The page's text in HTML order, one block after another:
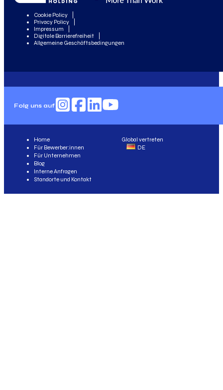
Cookie Policy
Privacy Policy
Impressum
Digitale Barrierefreiheit
Allgemeine Geschäftsbedingungen
Folg uns auf
Global vertreten
DE
Home
Für Bewerber:innen
Für Unternehmen
Blog
Interne Anfragen
Standorte und Kontakt